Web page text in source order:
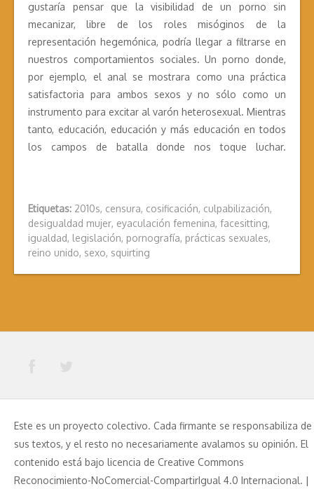
gustaría pensar que la visibilidad de un porno sin
mecanizar, libre de los roles misóginos de la
representación hegemónica, podría llegar a filtrarse en
nuestros comportamientos sociales. Un porno donde,
por ejemplo, el anal se mostrara como una práctica
satisfactoria para ambos sexos y no sólo como un
instrumento para excitar al varón heterosexual. Mientras
tanto, educación, educación y más educación en todos
los campos de batalla donde nos toque luchar.
Etiquetas: 2010s, censura, cosificación, culpabilización,
desigualdad mujer, eyaculación femenina, facesitting,
igualdad, legislación, pornografía, prácticas sexuales,
reino unido, sexo, squirting
Este es un proyecto colectivo. Cada firmante se responsabiliza de
sus textos, y el resto no necesariamente avalamos su opinión. El
contenido está bajo licencia de Creative Commons
Reconocimiento-NoComercial-CompartirIgual 4.0 Internacional. |